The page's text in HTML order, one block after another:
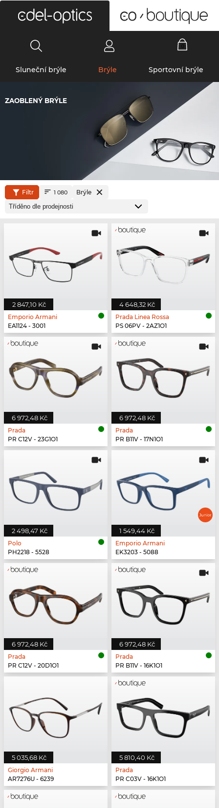
Sluneční brýle Brýle Sportovní brýle
ZAOBLENÝ BRÝLE
Filtr 1 080 Brýle
2 847,10 Kč
Emporio Armani
EA1124 - 3001
4 648,32 Kč
Prada Linea Rossa
PS 06PV - 2AZ1O1
6 972,48 Kč
Prada
PR C12V - 23G1O1
6 972,48 Kč
Prada
PR B11V - 17N1O1
2 498,47 Kč
Polo
PH2218 - 5528
1 549,44 Kč
Emporio Armani
EK3203 - 5088
6 972,48 Kč
Prada
PR C12V - 20D1O1
6 972,48 Kč
Prada
PR B11V - 16K1O1
5 035,68 Kč
Giorgio Armani
AR7276U - 6239
5 810,40 Kč
Prada
PR C03V - 16K1O1